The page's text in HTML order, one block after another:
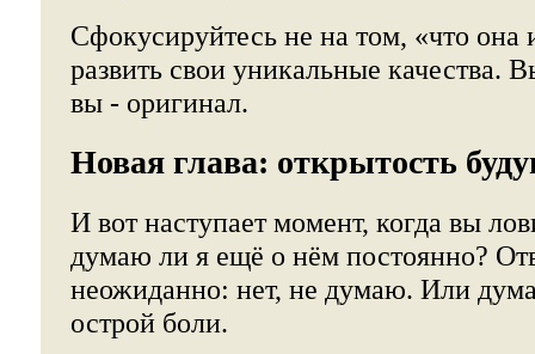
Сфокусируйтесь не на том, «что она
развить свои уникальные качества.
вы - оригинал.
Новая глава: открытость
И вот наступает момент, когда вы
думаю ли я ещё о нём постоянно?
неожиданно: нет, не думаю. Или
острой боли.